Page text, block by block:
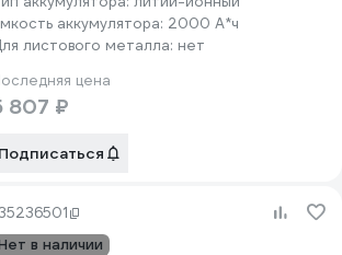
аккумулятора: 2000 А*ч
листового металла: нет
цена
807 ₽
Подписаться
в наличии